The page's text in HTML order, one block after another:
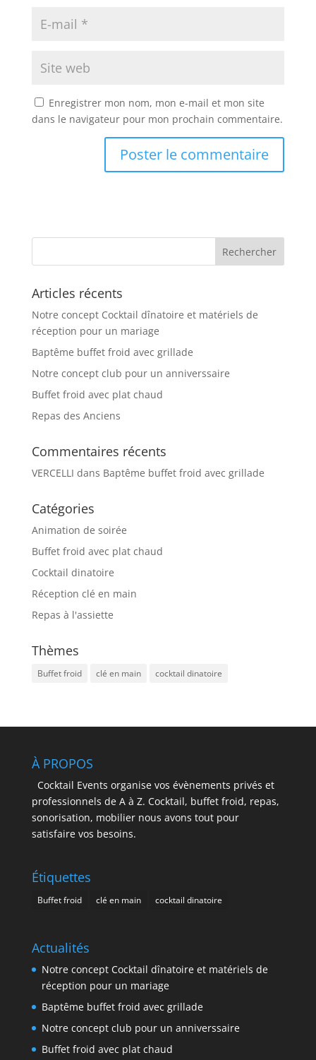
Enregistrer mon nom, mon e-mail et mon site
dans le navigateur pour mon prochain commentaire.
Articles récents
Notre concept Cocktail dînatoire et matériels de
réception pour un mariage
Baptême buffet froid avec grillade
Notre concept club pour un anniverssaire
Buffet froid avec plat chaud
Repas des Anciens
Commentaires récents
VERCELLI dans Baptême buffet froid avec grillade
Catégories
Animation de soirée
Buffet froid avec plat chaud
Cocktail dinatoire
Réception clé en main
Repas à l'assiette
Thèmes
Buffet froid clé en main cocktail dinatoire
À PROPOS
Cocktail Events organise vos évènements privés et
professionnels de A à Z. Cocktail, buffet froid, repas,
sonorisation, mobilier nous avons tout pour
satisfaire vos besoins.
Étiquettes
Buffet froid clé en main cocktail dinatoire
Actualités
Notre concept Cocktail dînatoire et matériels de
réception pour un mariage
Baptême buffet froid avec grillade
Notre concept club pour un anniverssaire
Buffet froid avec plat chaud